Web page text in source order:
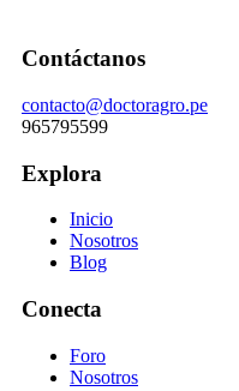
Contáctanos
contacto@doctoragro.pe
965795599
Explora
Inicio
Nosotros
Blog
Conecta
Foro
Nosotros